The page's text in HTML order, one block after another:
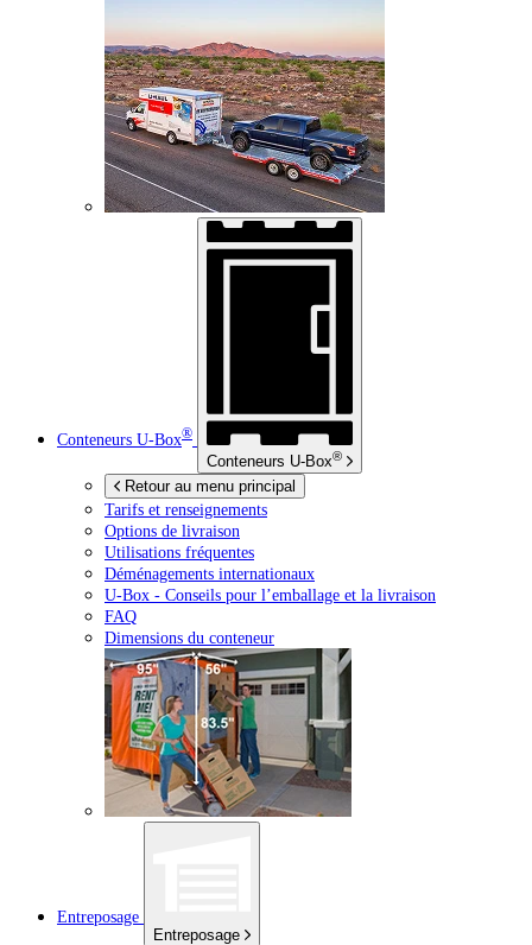
Conteneurs U-Box®
Conteneurs U-Box®
Retour au menu principal
Tarifs et renseignements
Options de livraison
Utilisations fréquentes
Déménagements internationaux
U-Box - Conseils pour l’emballage et la livraison
FAQ
Dimensions du conteneur
Entreposage
Entreposage